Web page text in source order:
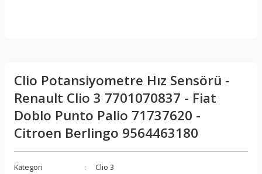
Clio Potansiyometre Hız Sensörü -
Renault Clio 3 7701070837 - Fiat
Doblo Punto Palio 71737620 -
Citroen Berlingo 9564463180
Kategori
Clio 3